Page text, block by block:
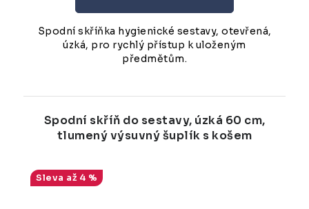
Spodní skříňka hygienické sestavy, otevřená,
úzká, pro rychlý přístup k uloženým
předmětům.
Spodní skříň do sestavy, úzká 60 cm,
tlumený výsuvný šuplík s košem
až 4 %